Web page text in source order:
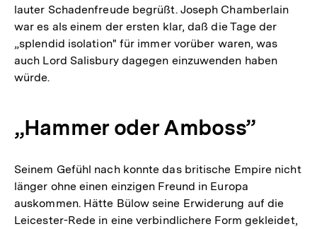
lauter Schadenfreude begrüßt. Joseph Chamberlain
war es als einem der ersten klar, daß die Tage der
„splendid isolation" für immer vorüber waren, was
auch Lord Salisbury dagegen einzuwenden haben
würde.
„Hammer oder Amboss”
Seinem Gefühl nach konnte das britische Empire nicht
länger ohne einen einzigen Freund in Europa
auskommen. Hätte Bülow seine Erwiderung auf die
Leicester-Rede in eine verbindlichere Form gekleidet,